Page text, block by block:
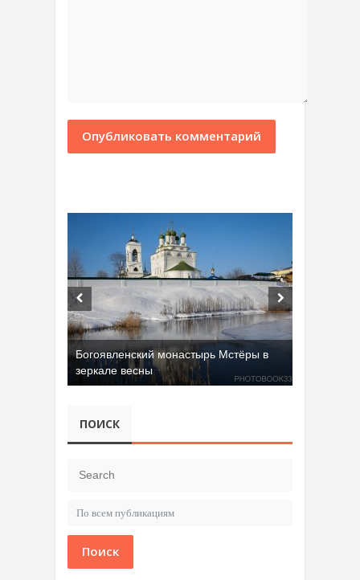
Богоявленский монастырь Мстёры в
зеркале весны
ПОИСК
Поиск